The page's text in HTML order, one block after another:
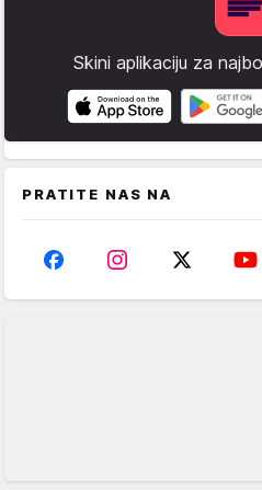
Skini aplikaciju za
PRATITE NAS NA